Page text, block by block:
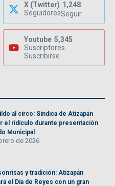
X (Twitter) 1,248
SeguidoresSeguir
Youtube 5,345
Suscriptores
Suscribirse
al circo: Síndica de Atizapán
el ridículo durante presentación
Municipal
de 2026
y tradición: Atizapán
el Día de Reyes con un gran